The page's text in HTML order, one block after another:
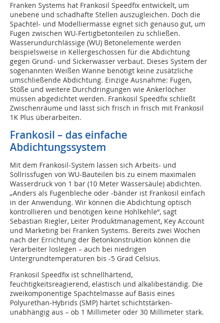
Franken Systems hat Frankosil Speedfix entwickelt, um
unebene und schadhafte Stellen auszugleichen. Doch die
Spachtel- und Modelliermasse eignet sich genauso gut, um
Fugen zwischen WU-Fertigbetonteilen zu schließen.
Wasserundurchlässige (WU) Betonelemente werden
beispielsweise in Kellergeschossen für die Abdichtung
gegen Grund- und Sickerwasser verbaut. Dieses System der
sogenannten Weißen Wanne benötigt keine zusätzliche
umschließende Abdichtung. Einzige Ausnahme: Fugen,
Stöße und weitere Durchdringungen wie Ankerlöcher
müssen abgedichtet werden. Frankosil Speedfix schließt
Zwischenräume und lässt sich frisch in frisch mit Frankosil
1K Plus überarbeiten.
Frankosil – das einfache
Abdichtungssystem
Mit dem Frankosil-System lassen sich Arbeits- und
Sollrissfugen von WU-Bauteilen bis zu einem maximalen
Wasserdruck von 1 bar (10 Meter Wassersäule) abdichten.
„Anders als Fugenbleche oder -bänder ist Frankosil einfach
in der Anwendung. Wir können die Abdichtung optisch
kontrollieren und benötigen keine Hohlkehle“, sagt
Sebastian Riegler, Leiter Produktmanagement, Key Account
und Marketing bei Franken Systems. Bereits zwei Wochen
nach der Errichtung der Betonkonstruktion können die
Verarbeiter loslegen – auch bei niedrigen
Untergrundtemperaturen bis -5 Grad Celsius.
Frankosil Speedfix ist schnellhärtend,
feuchtigkeitsreagierend, elastisch und alkalibeständig. Die
zweikomponentige Spachtelmasse auf Basis eines
Polyurethan-Hybrids (SMP) härtet schichtstärken-
unabhängig aus – ob 1 Millimeter oder 30 Millimeter stark.